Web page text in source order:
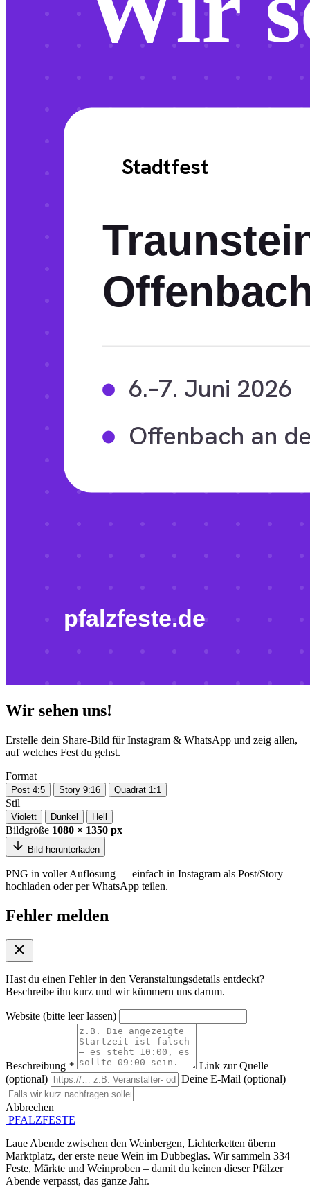
Wir sehen uns!
Erstelle dein Share-Bild für Instagram & WhatsApp und zeig allen,
auf welches Fest du gehst.
Format
Post 4:5 Story 9:16 Quadrat 1:1
Stil
Violett Dunkel Hell
Bildgröße 1080 × 1350 px
Bild herunterladen
PNG in voller Auflösung — einfach in Instagram als Post/Story
hochladen oder per WhatsApp teilen.
Fehler melden
Hast du einen Fehler in den Veranstaltungsdetails entdeckt?
Beschreibe ihn kurz und wir kümmern uns darum.
Website (bitte leer lassen)
Beschreibung *
Link zur Quelle
(optional)
Deine E-Mail (optional)
Abbrechen
PFALZFESTE
Laue Abende zwischen den Weinbergen, Lichterketten überm
Marktplatz, der erste neue Wein im Dubbeglas. Wir sammeln 334
Feste, Märkte und Weinproben – damit du keinen dieser Pfälzer
Abende verpasst, das ganze Jahr.